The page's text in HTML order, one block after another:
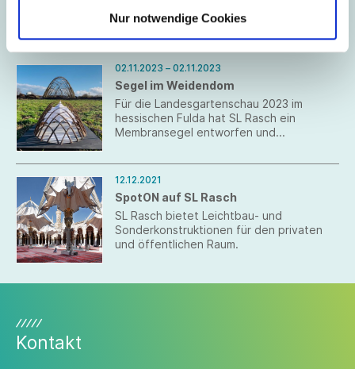
Nur notwendige Cookies
Aus dem Unternehmen
02.11.2023 – 02.11.2023
Segel im Weidendom
Für die Landesgartenschau 2023 im
hessischen Fulda hat SL Rasch ein
Membransegel entworfen und
rahmengebenden Weidendom einfügt.
12.12.2021
SpotON auf SL Rasch
SL Rasch bietet Leichtbau- und
Sonderkonstruktionen für den privaten
und öffentlichen Raum.
Kontakt